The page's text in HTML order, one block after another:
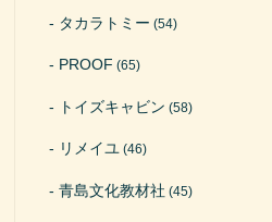
タカラトミー (54)
PROOF (65)
トイズキャビン (58)
リメイユ (46)
青島文化教材社 (45)